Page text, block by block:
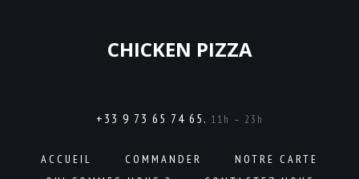
CHICKEN PIZZA
+33 9 73 65 74 65. 11h – 23h
ACCUEIL COMMANDER
NOTRE CARTE